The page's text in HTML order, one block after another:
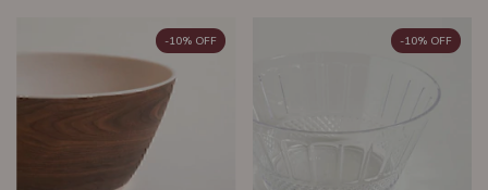
-10% OFF -10% OFF